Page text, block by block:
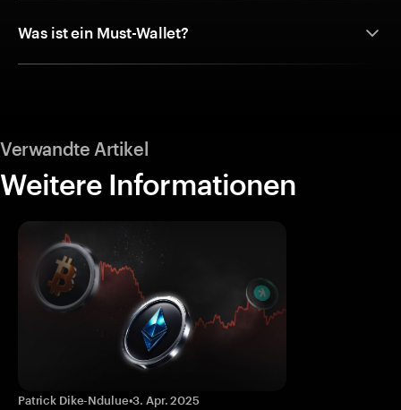
Was ist ein Must-Wallet?
Verwandte Artikel
Weitere Informationen
Patrick Dike-Ndulue•3. Apr. 2025